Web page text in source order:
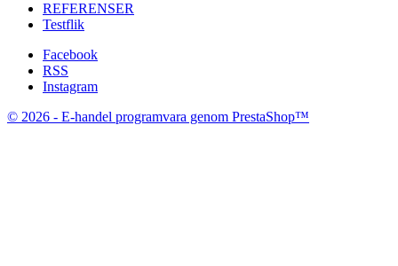
REFERENSER
Testflik
Facebook
RSS
Instagram
© 2026 - E-handel programvara genom PrestaShop™